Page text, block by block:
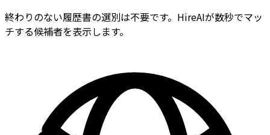
終わりのない履歴書の選別は不要です。HireAIが数秒でマッ
チする候補者を表示します。